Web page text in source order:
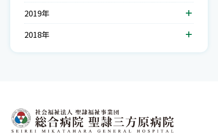
2019年
2018年